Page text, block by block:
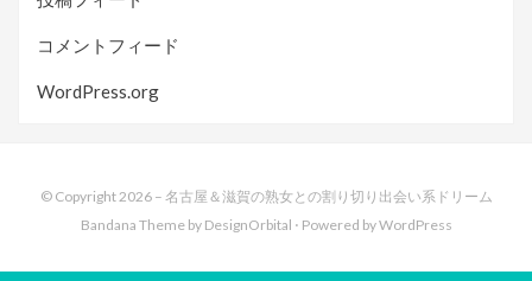
コメントフィード
WordPress.org
© Copyright 2026 – 名古屋＆滋賀の熟女との割り切り出会い系ドリーム
Bandana Theme by DesignOrbital ⋅ Powered byWordPress